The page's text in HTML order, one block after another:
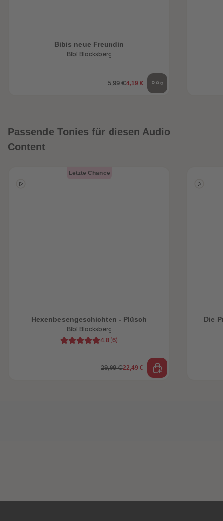
Bibis neue Freundin
Bibi Blocksberg
5,99 €4,19 €
Passende Tonies für diesen Audio
Content
Letzte Chance
Hexenbesengeschichten - Plüsch
Bibi Blocksberg
4.8 (6)
29,99 €22,49 €
Die